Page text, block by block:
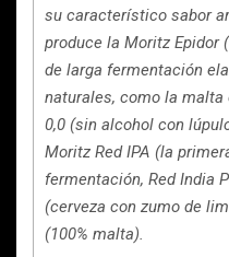
su característico sabor
produce la Moritz Epidor
de larga fermentación
naturales, como la
0,0 (sin alcohol con
Moritz Red IPA (la
fermentación, Red India
(cerveza con zumo de
(100% malta).